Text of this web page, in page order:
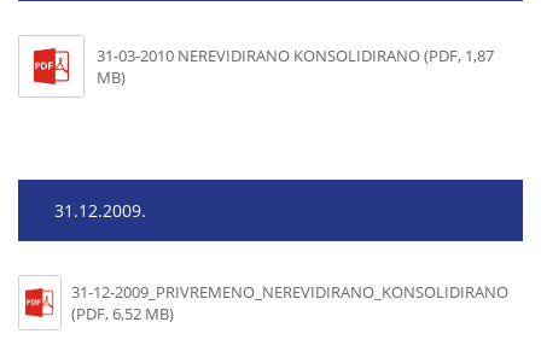
31-03-2010 NEREVIDIRANO KONSOLIDIRANO (PDF, 1,87
MB)
31.12.2009.
31-12-2009_PRIVREMENO_NEREVIDIRANO_KONSOLIDIRANO
(PDF, 6,52 MB)